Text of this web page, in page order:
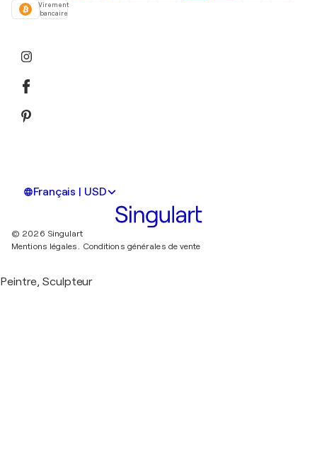
Virement
bancaire
Français | USD
© 2026 Singulart
Mentions légales. Conditions générales de vente
Peintre, Sculpteur